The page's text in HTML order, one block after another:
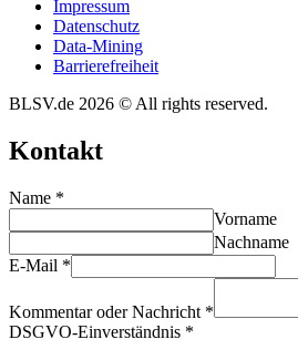
Impres­sum
Daten­schutz
Data-Mining
Barrie­re­frei­heit
BLSV.de 2026 © All rights reserved.
Kontakt
Name *
Vorname
Nachname
E-Mail *
Kommentar oder Nachricht *
DSGVO-Einverständnis *